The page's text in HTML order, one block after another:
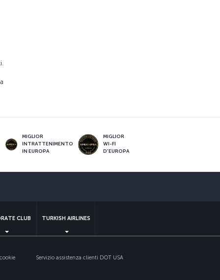
MIGLIOR
INTRATTENIMENTO
IN EUROPA
MIGLIOR
WI-FI
D'EUROPA
CLUB TURKISH AIRLINES
Servizio assistenza clienti DOT USA